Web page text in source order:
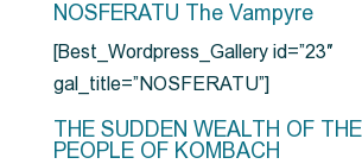
NOSFERATU The Vampyre
[Best_Wordpress_Gallery id=”23″
gal_title=”NOSFERATU”]
THE SUDDEN WEALTH OF
PEOPLE OF KOMBACH